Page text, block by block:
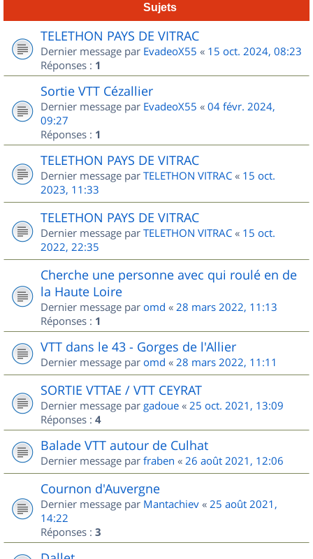
Sujets
TELETHON PAYS DE VITRAC
Dernier message par EvadeoX55 « 15 oct. 2024, 08:23
Réponses : 1
Sortie VTT Cézallier
Dernier message par EvadeoX55 « 04 févr. 2024,
09:27
Réponses : 1
TELETHON PAYS DE VITRAC
Dernier message par TELETHON VITRAC « 15 oct.
2023, 11:33
TELETHON PAYS DE VITRAC
Dernier message par TELETHON VITRAC « 15 oct.
2022, 22:35
Cherche une personne avec qui roulé en de
la Haute Loire
Dernier message par omd « 28 mars 2022, 11:13
Réponses : 1
VTT dans le 43 - Gorges de l'Allier
Dernier message par omd « 28 mars 2022, 11:11
SORTIE VTTAE / VTT CEYRAT
Dernier message par gadoue « 25 oct. 2021, 13:09
Réponses : 4
Balade VTT autour de Culhat
Dernier message par fraben « 26 août 2021, 12:06
Cournon d'Auvergne
Dernier message par Mantachiev « 25 août 2021,
14:22
Réponses : 3